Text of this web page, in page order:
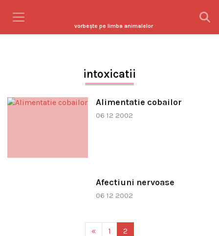
vorbeşte pe limba animalelor
intoxicatii
Alimentatie cobailor
06 12 2002
Afectiuni nervoase
06 12 2002
« 1 2